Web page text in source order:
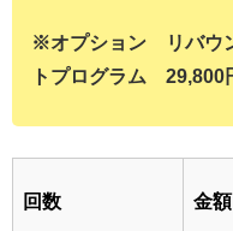
※オプション リバウ
トプログラム 29,800
回数 金額